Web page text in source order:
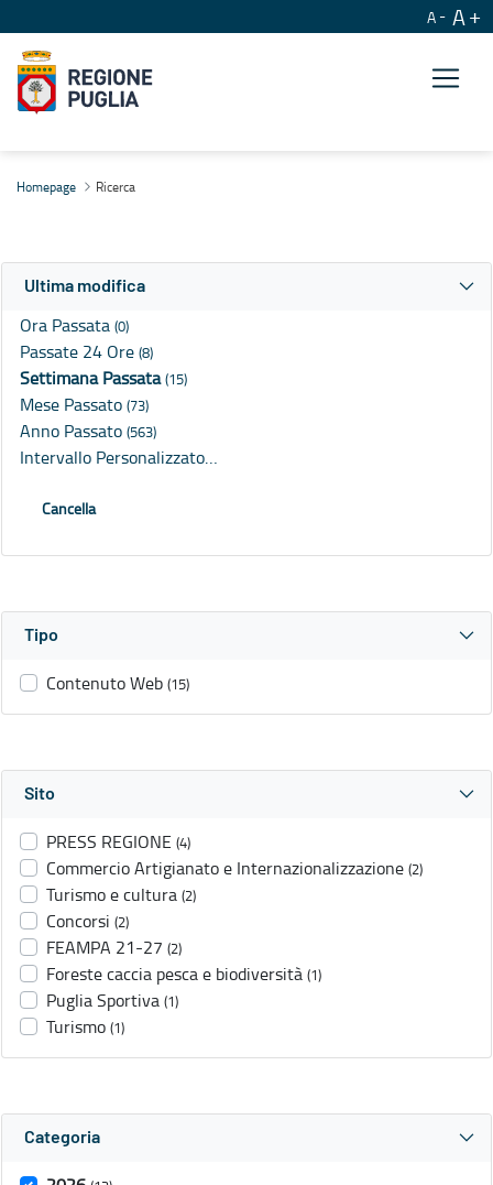
A A
Homepage Ricerca
Ultima modifica
Ora Passata (0)
Passate 24 Ore (8)
Settimana Passata(15)
Mese Passato (73)
Anno Passato (563)
Intervallo Personalizzato…
Cancella
Tipo
Contenuto Web (15)
Sito
PRESS REGIONE (4)
Commercio Artigianato e Internazionalizzazione (2)
Turismo e cultura (2)
Concorsi (2)
FEAMPA 21-27 (2)
Foreste caccia pesca e biodiversità (1)
Puglia Sportiva (1)
Turismo (1)
Categoria